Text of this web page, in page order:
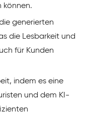
können.
generierten
die Lesbarkeit und
für Kunden
indem es eine
und dem KI-